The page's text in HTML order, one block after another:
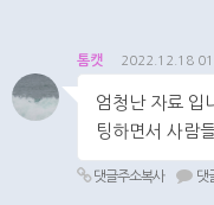
톰캣 2022.12.18
엄청난 자료 입
팅하면서 사람
댓글주소복사 댓